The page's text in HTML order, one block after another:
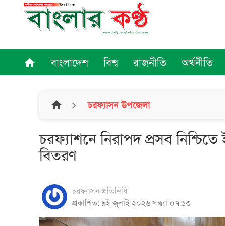
home বাংলাদেশ বিশ্ব রাজনীতি অর্থনীতি
home চরফ্যাসন উপজেলা
চরফ্যাশনে নিরাপদ প্রসব নিশ্চিতে
বিতরণ
চরফ্যাসন প্রতিনিধি
প্রকাশিত: ৯ই জুলাই ২০২৬ সন্ধ্যা ০৭:১৩